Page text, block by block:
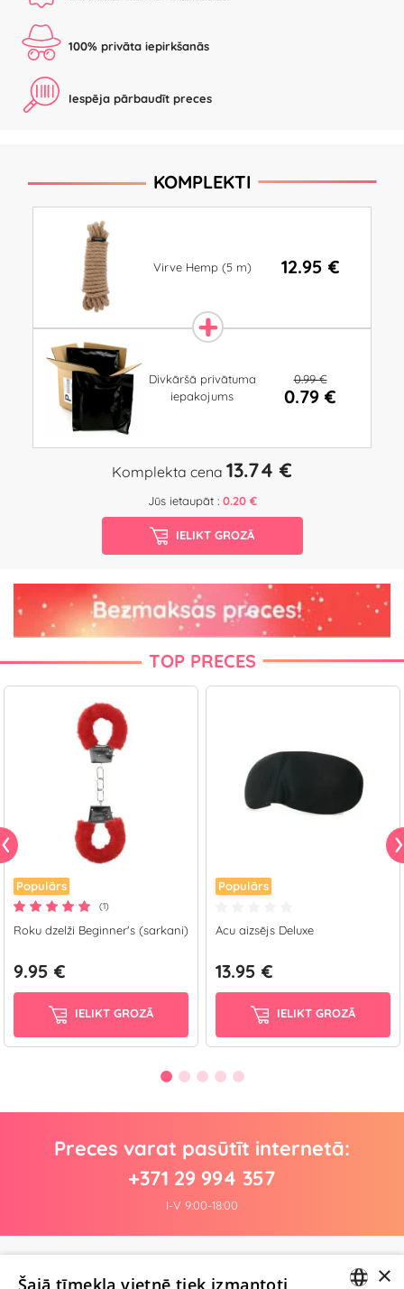
100% privāta iepirkšanās
Iespēja pārbaudīt preces
KOMPLEKTI
Virve Hemp (5 m) 12.95 €
Divkāršā privātuma
iepakojums
0.99 €
0.79 €
Komplekta cena 13.74 €
Jūs ietaupāt : 0.20 €
IELIKT GROZĀ
TOP PRECES
Populārs
(1)
Roku dzelži Beginner's (sarkani)
9.95 €
IELIKT GROZĀ
Populārs
Acu aizsējs Deluxe
13.95 €
IELIKT GROZĀ
Preces varat pasūtīt internetā:
+371 29 994 357
I-V 9:00-18:00
×
Šajā tīmekļa vietnē tiek izmantoti